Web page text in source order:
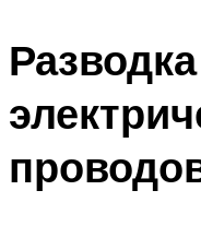
Разводка